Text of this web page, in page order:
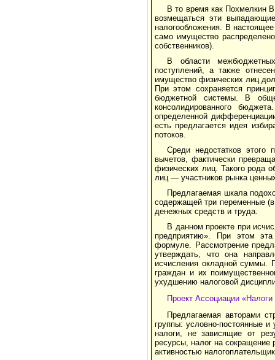
В то время как Похмелкин
возмещаться эти
налогообложения. В
само имущество
собственников).
В области
поступлений, а также
имущество физических лиц
При этом сохраняется
бюджетной системы. В
консолидированного
определенной
есть предлагается идея
потоков.
Среди недостатков
вычетов, фактически
физических лиц. Такого рода
лиц — участников рынка
Предлагаемая шкала
содержащей три переменные (в
денежных средств и труда.
В данном проекте при
предприятию». При этом эта
формуле. Рассмот­рение
утверждать, что она
исчисления окладной суммы.
граждан и их
ухудшению налоговой
Проект Ассоциации «Налоги
Предлагаемая авторами
группы: условно-по­стоянные и
налоги, не зависящие от
ресурсы, налог на сокращение
активностью